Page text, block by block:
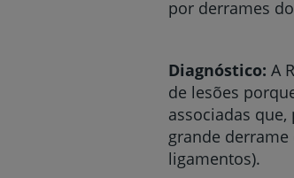
por derrames
Diagnóstico: A
de lesões
associadas
grande
ligamentos).